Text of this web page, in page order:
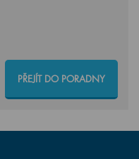
PŘEJÍT DO PORADNY